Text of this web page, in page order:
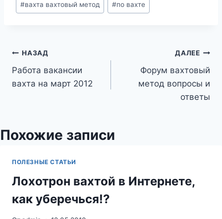
#вахта вахтовый метод #по вахте
Навигация
по
НАЗАД
Работа вакансии
вахта на март 2012
ДАЛЕЕ
Форум вахтовый
метод вопросы и
ответы
Похожие записи
ПОЛЕЗНЫЕ СТАТЬИ
Лохотрон вахтой в Интернете,
как уберечься!?